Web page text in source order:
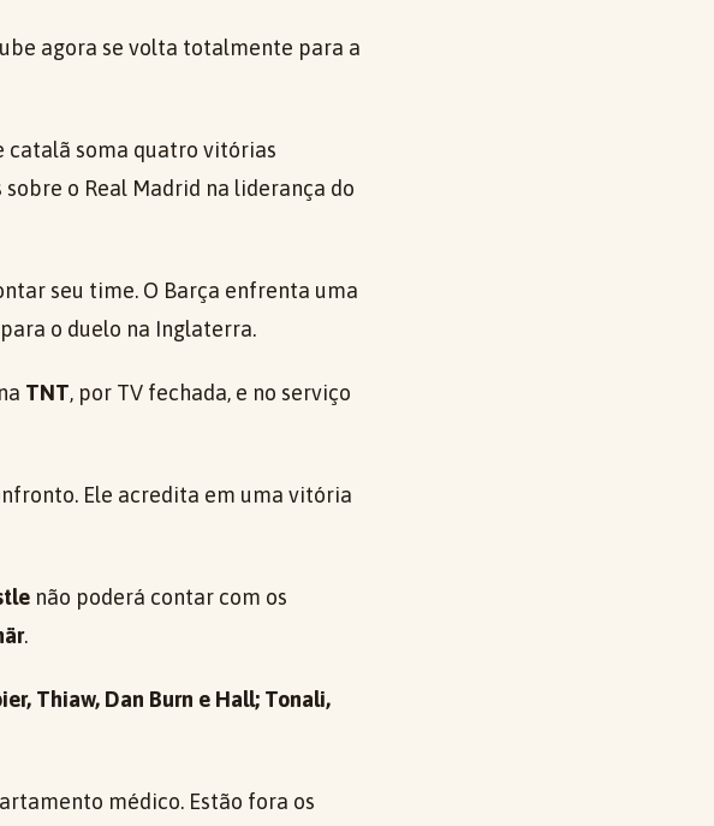
agora se volta totalmente para a
catalã soma quatro vitórias
o Real Madrid na liderança do
seu time. O Barça enfrenta uma
o duelo na Inglaterra.
TNT, por TV fechada, e no serviço
Ele acredita em uma vitória
não poderá contar com os
.
Thiaw, Dan Burn e Hall; Tonali,
médico. Estão fora os